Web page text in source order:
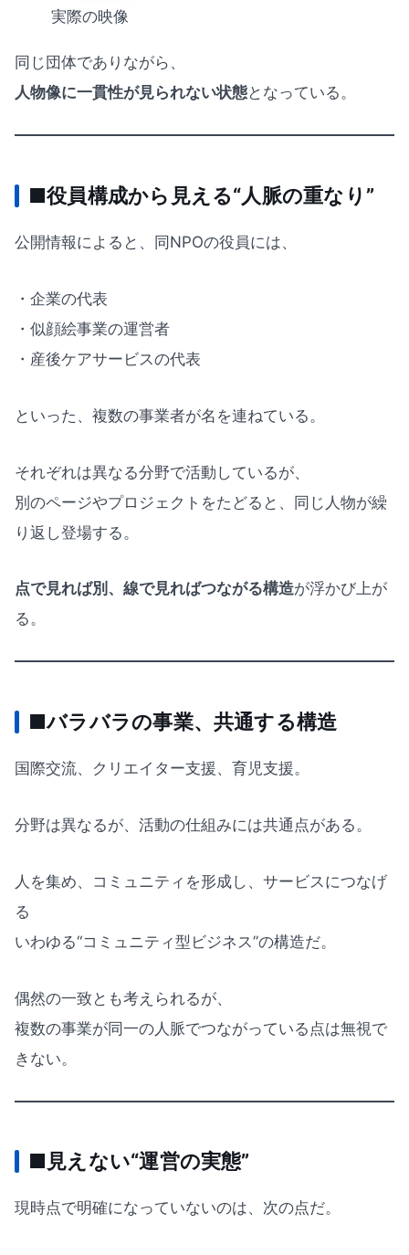
実際の映像
同じ団体でありながら、
人物像に一貫性が見られない状態となっている。
■役員構成から見える“人脈の重なり”
公開情報によると、同NPOの役員には、
・企業の代表
・似顔絵事業の運営者
・産後ケアサービスの代表
といった、複数の事業者が名を連ねている。
それぞれは異なる分野で活動しているが、
別のページやプロジェクトをたどると、同じ人物が繰
り返し登場する。
点で見れば別、線で見ればつながる構造が浮かび上が
る。
■バラバラの事業、共通する構造
国際交流、クリエイター支援、育児支援。
分野は異なるが、活動の仕組みには共通点がある。
人を集め、コミュニティを形成し、サービスにつなげ
る
いわゆる“コミュニティ型ビジネス”の構造だ。
偶然の一致とも考えられるが、
複数の事業が同一の人脈でつながっている点は無視で
きない。
■見えない“運営の実態”
現時点で明確になっていないのは、次の点だ。